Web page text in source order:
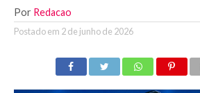
Por Redacao
Postado em 2 de junho de 2026